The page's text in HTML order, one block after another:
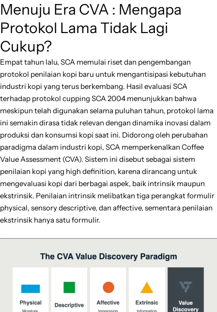
Menuju Era CVA : Mengapa
Protokol Lama Tidak Lagi
Cukup?
Empat tahun lalu, SCA memulai riset dan pengembangan
protokol penilaian kopi baru untuk mengantisipasi kebutuhan
industri kopi yang terus berkembang. Hasil evaluasi SCA
terhadap protokol cupping SCA 2004 menunjukkan bahwa
meskipun telah digunakan selama puluhan tahun, protokol lama
ini semakin dirasa tidak relevan dengan dinamika inovasi dalam
produksi dan konsumsi kopi saat ini. Didorong oleh perubahan
paradigma dalam industri kopi, SCA memperkenalkan Coffee
Value Assessment (CVA). Sistem ini disebut sebagai sistem
penilaian kopi yang high definition, karena dirancang untuk
mengevaluasi kopi dari berbagai aspek, baik intrinsik maupun
ekstrinsik. Penilaian intrinsik melibatkan tiga perangkat formulir
physical, sensory descriptive, dan affective, sementara penilaian
ekstrinsik hanya satu formulir.